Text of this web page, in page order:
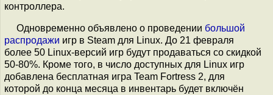
контроллера.
Одновременно объявлено о проведении большой
распродажи игр в Steam для Linux. До 21 февраля
более 50 Linux-версий игр будут продаваться со скидкой
50-80%. Кроме того, в число доступных для Linux игр
добавлена бесплатная игра Team Fortress 2, для
которой до конца месяца в инвентарь будет включён